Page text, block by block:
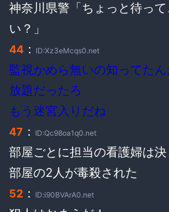
神奈川県警「ちょっと待っ
い？」
44 ： ID:Xz3eMcqs0.net
監視かめら無いの知ってた
放題だったろ
もう迷宮入りだね
47 ： ID:Qc98oa1q0.net
部屋ごとに担当の看護婦は
部屋の2人が毒殺された
52 ： ID:i90BVArA0.net